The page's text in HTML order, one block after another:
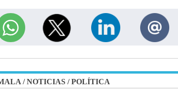
/NOTICIAS /POLÍTICA